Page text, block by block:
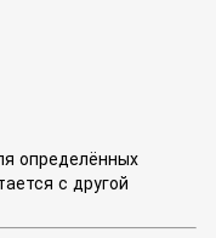
определённых
с другой